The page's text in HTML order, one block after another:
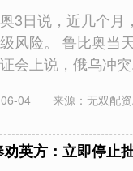
3日说，近几个
风险。 鲁比奥当
会上说，俄乌冲
04 来源：无双配
英方：立即停止